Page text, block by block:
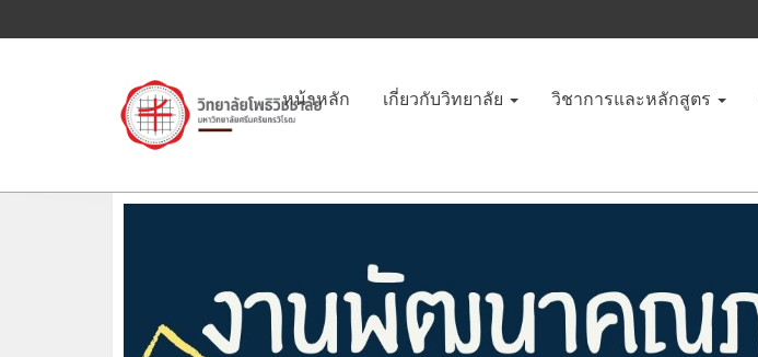
หน้าหลัก เกี่ยวกับวิทยาลัย วิชาการและหลักสูตร